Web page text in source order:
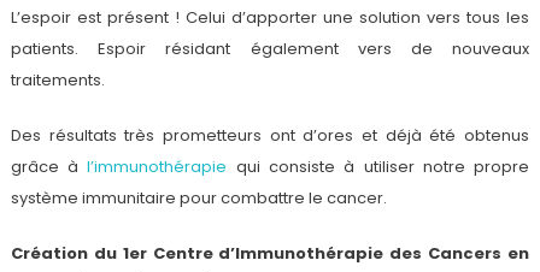
L’espoir est présent ! Celui d’apporter une solution vers tous les
patients. Espoir résidant également vers de nouveaux
traitements.
Des résultats très prometteurs ont d’ores et déjà été obtenus
grâce àl’immunothérapie qui consiste à utiliser notre propre
système immunitaire pour combattre le cancer.
Création du 1er Centre d’Immunothérapie des Cancers en